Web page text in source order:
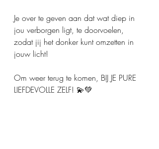
Je over te geven aan dat wat diep in
jou verborgen ligt, te doorvoelen,
zodat jij het donker kunt omzetten in
jouw licht!
Om weer terug te komen, BIJ JE PURE
LIEFDEVOLLE ZELF! 💫💚